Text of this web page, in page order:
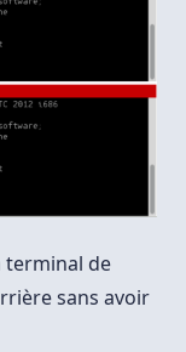
terminal de
sans avoir